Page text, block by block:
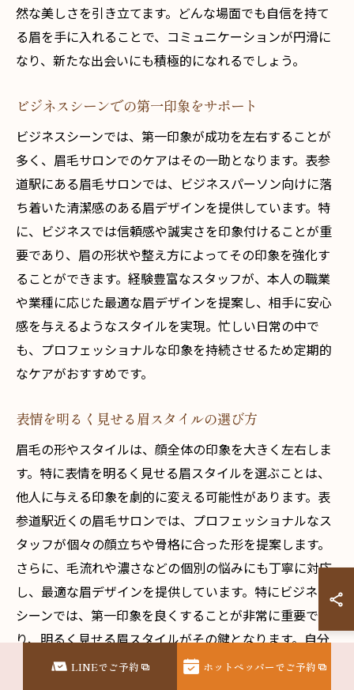
然な美しさを引き立てます。どんな場面でも自信を持て
る眉を手に入れることで、コミュニケーションが円滑に
なり、新たな出会いにも積極的になれるでしょう。
ビジネスシーンでの第一印象をサポート
ビジネスシーンでは、第一印象が成功を左右することが
多く、眉毛サロンでのケアはその一助となります。表参
道駅にある眉毛サロンでは、ビジネスパーソン向けに落
ち着いた清潔感のある眉デザインを提供しています。特
に、ビジネスでは信頼感や誠実さを印象付けることが重
要であり、眉の形状や整え方によってその印象を強化す
ることができます。経験豊富なスタッフが、本人の職業
や業種に応じた最適な眉デザインを提案し、相手に安心
感を与えるようなスタイルを実現。忙しい日常の中で
も、プロフェッショナルな印象を持続させるため定期的
なケアがおすすめです。
表情を明るく見せる眉スタイルの選び方
眉毛の形やスタイルは、顔全体の印象を大きく左右しま
す。特に表情を明るく見せる眉スタイルを選ぶことは、
他人に与える印象を劇的に変える可能性があります。表
参道駅近くの眉毛サロンでは、プロフェッショナルなス
タッフが個々の顔立ちや骨格に合った形を提案します。
さらに、毛流れや濃さなどの個別の悩みにも丁寧に対応
し、最適な眉デザインを提供しています。特にビジネス
シーンでは、第一印象を良くすることが非常に重要であ
り、明るく見せる眉スタイルがその鍵となります。自分
に合った眉スタイルを見つけることで、日常の自信をさ
LINEでご予約 ホットペッパーでご予約